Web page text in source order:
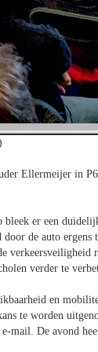
Ellermeijer in
bleek er een
de auto ergens
verder te
en
te worden
mail. De avond